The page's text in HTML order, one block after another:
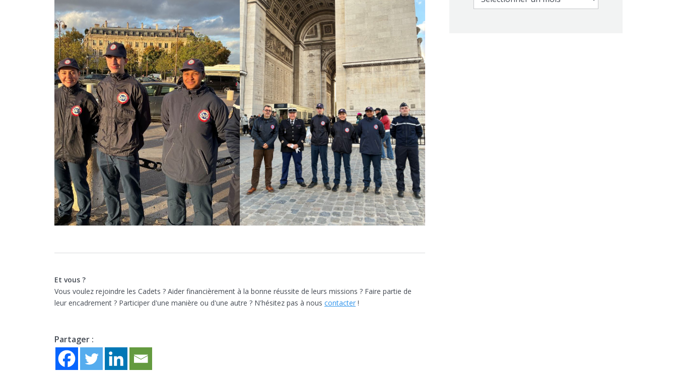
Et vous ?
Vous voulez rejoindre les Cadets ? Aider financièrement à la bonne réussite de leurs missions ? Faire partie de
leur encadrement ? Participer d'une manière ou d'une autre ? N'hésitez pas à nous contacter !
Partager :